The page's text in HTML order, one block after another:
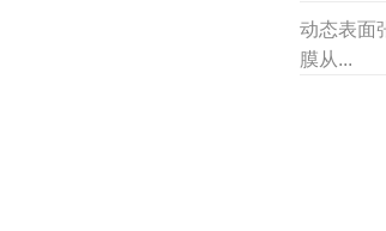
动态表面
膜从...